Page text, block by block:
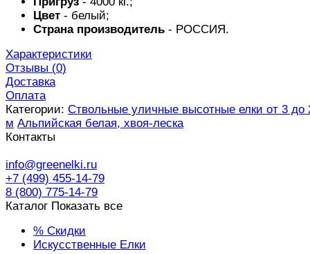
Цвет - белый;
Страна производитель - РОССИЯ.
Характеристики
Отзывы (0)
Доставка
Оплата
Категории: Ствольные уличные высотные елки от 3 до
м Альпийская белая, хвоя-леска
Контакты
info@greenelki.ru
+7 (499) 455-14-79
8 (800) 775-14-79
Каталог Показать все
% Скидки
Искусственные Елки